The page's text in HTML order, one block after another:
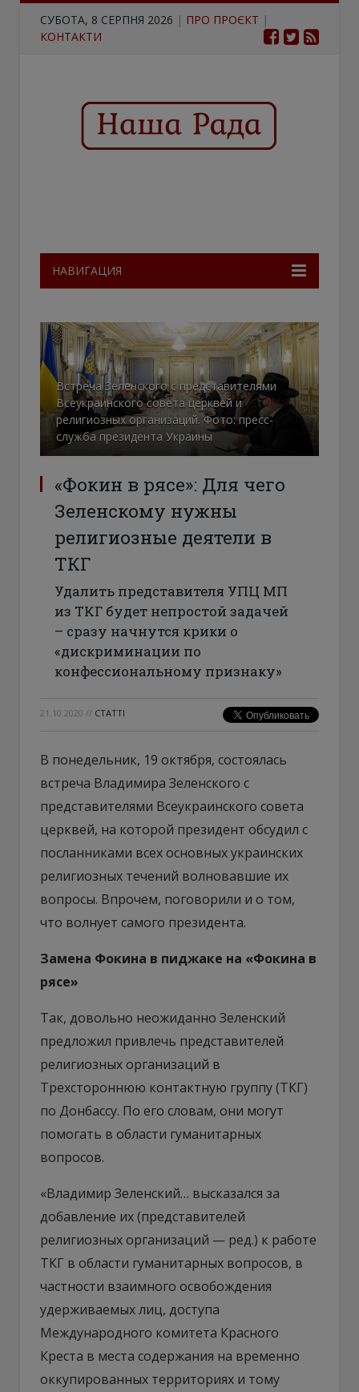
СУБОТА, 8 СЕРПНЯ 2026 | ПРО ПРОЄКТ |
КОНТАКТИ
НАВИГАЦИЯ
Встреча Зеленского с представителями
Всеукраинского совета церквей и
религиозных организаций. Фото: пресс-
служба президента Украины
«Фокин в рясе»: Для чего
Зеленскому нужны
религиозные деятели в
ТКГ
Удалить представителя УПЦ МП
из ТКГ будет непростой задачей
– сразу начнутся крики о
«дискриминации по
конфессиональному признаку»
21.10.2020 // СТАТТІ
В понедельник, 19 октября, состоялась
встреча Владимира Зеленского с
представителями Всеукраинского совета
церквей, на которой президент обсудил с
посланниками всех основных украинских
религиозных течений волновавшие их
вопросы. Впрочем, поговорили и о том,
что волнует самого президента.
Замена Фокина в пиджаке на «Фокина в
рясе»
Так, довольно неожиданно Зеленский
предложил привлечь представителей
религиозных организаций в
Трехстороннюю контактную группу (ТКГ)
по Донбассу. По его словам, они могут
помогать в области гуманитарных
вопросов.
«Владимир Зеленский… высказался за
добавление их (представителей
религиозных организаций — ред.) к работе
ТКГ в области гуманитарных вопросов, в
частности взаимного освобождения
удерживаемых лиц, доступа
Международного комитета Красного
Креста в места содержания на временно
оккупированных территориях и тому